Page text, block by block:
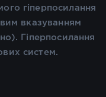
гіперпосилання
вказуванням
Гіперпосилання
систем.